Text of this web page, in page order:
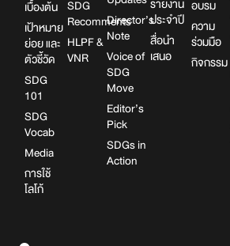
เบื้องต้น
เป้าหมาย
ย่อย และ
ตัวชี้วัด
SDG
101
SDG
Vocab
Media
การใช้
โลโก้
SDG
Recomments
HLPF &
VNR
Director’s
Note
Voice of
SDG
Move
Editor’s
Pick
SDGs in
Action
รายงาน
ประจำปี
สื่อนำ
เสนอ
อบรม
ความ
ร่วมมือ
กิจกรรม